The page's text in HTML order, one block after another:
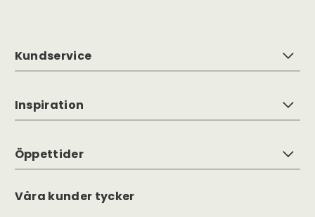
Kundservice
Inspiration
Öppettider
Våra kunder tycker